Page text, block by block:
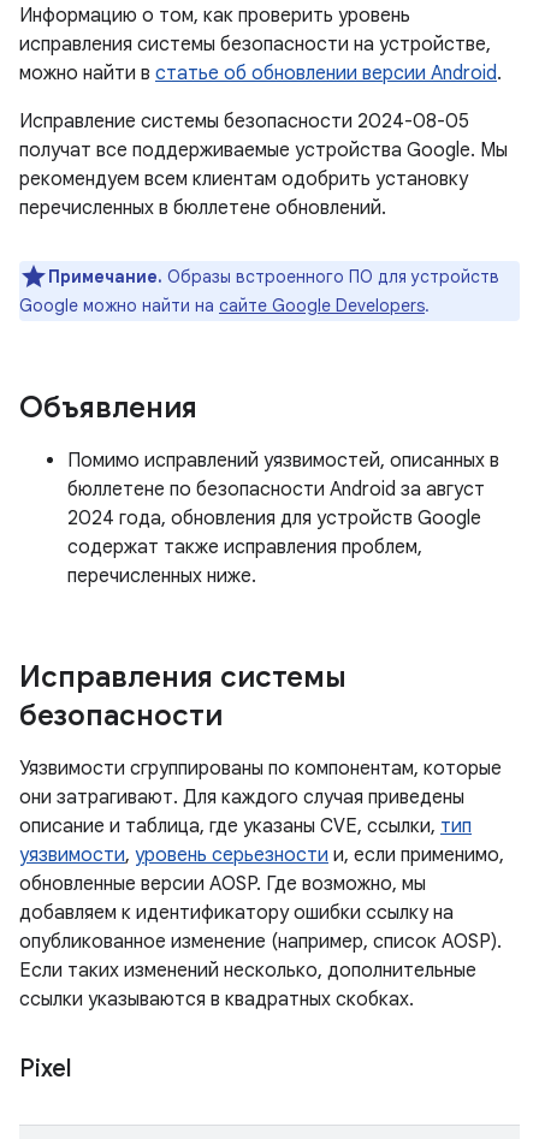
Информацию о том, как проверить уровень
исправления системы безопасности на устройстве,
можно найти в статье об обновлении версии Android.
Исправление системы безопасности 2024-08-05
получат все поддерживаемые устройства Google. Мы
рекомендуем всем клиентам одобрить установку
перечисленных в бюллетене обновлений.
Примечание. Образы встроенного ПО для устройств
Google можно найти на сайте Google Developers.
Объявления
Помимо исправлений уязвимостей, описанных в
бюллетене по безопасности Android за август
2024 года, обновления для устройств Google
содержат также исправления проблем,
перечисленных ниже.
Исправления системы
безопасности
Уязвимости сгруппированы по компонентам, которые
они затрагивают. Для каждого случая приведены
описание и таблица, где указаны CVE, ссылки, тип
уязвимости, уровень серьезности и, если применимо,
обновленные версии AOSP. Где возможно, мы
добавляем к идентификатору ошибки ссылку на
опубликованное изменение (например, список AOSP).
Если таких изменений несколько, дополнительные
ссылки указываются в квадратных скобках.
Pixel